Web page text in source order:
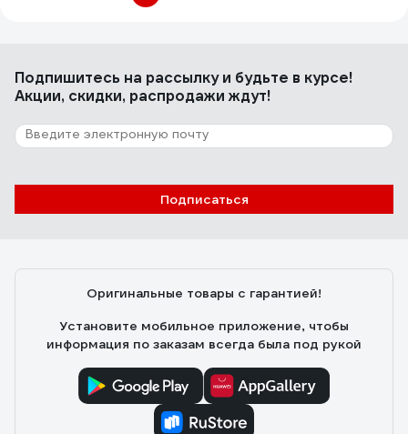
Подпишитесь на рассылкуи будьте в курсе!
Акции, скидки, распродажи ждут!
Подписаться
Оригинальные товары с гарантией!
Установите мобильное приложение, чтобы
информация по заказам всегда была под рукой